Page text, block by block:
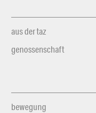
aus der taz
genossenschaft
bewegung